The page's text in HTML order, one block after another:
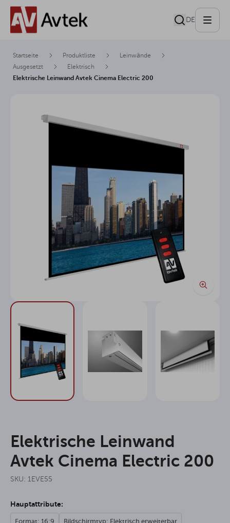
DE
Startseite Produktliste
Leinwände
Ausgesetzt
Elektrisch
Elektrische Leinwand Avtek Cinema Electric 200
Elektrische Leinwand
Avtek Cinema Electric 200
SKU: 1EVE55
Hauptattribute:
Format: 16:9 Bildschirmtyp: Elektrisch erweiterbar